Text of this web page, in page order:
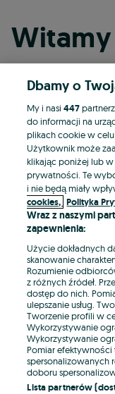
E-mail
Hasło
Dbamy o
My i nasi447
do informacji na
plikach cookie w
Użytkownik może
klikając poniżej lub
prywatności. Te
i nie będą miały
cookies, Polityka
Wraz z naszymi
zapewnienia:
Użycie dokładnych
skanowanie
Rozumienie
z różnych źródeł.
dostęp do nich.
ulepszanie usług.
Tworzenie profili w
Wykorzystywanie
Wykorzystywanie
Pomiar
spersonalizowanych
doboru
Lista partnerów